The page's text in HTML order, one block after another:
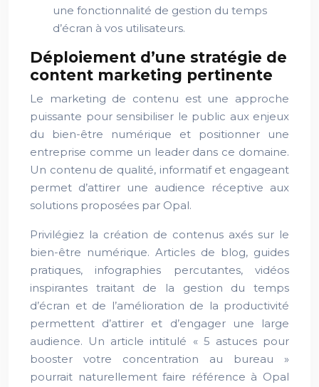
une fonctionnalité de gestion du temps
d’écran à vos utilisateurs.
Déploiement d’une stratégie de
content marketing pertinente
Le marketing de contenu est une approche
puissante pour sensibiliser le public aux enjeux
du bien-être numérique et positionner une
entreprise comme un leader dans ce domaine.
Un contenu de qualité, informatif et engageant
permet d’attirer une audience réceptive aux
solutions proposées par Opal.
Privilégiez la création de contenus axés sur le
bien-être numérique. Articles de blog, guides
pratiques, infographies percutantes, vidéos
inspirantes traitant de la gestion du temps
d’écran et de l’amélioration de la productivité
permettent d’attirer et d’engager une large
audience. Un article intitulé « 5 astuces pour
booster votre concentration au bureau »
pourrait naturellement faire référence à Opal